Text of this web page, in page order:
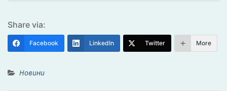
Share via:
Facebook LinkedIn Twitter More
Новини